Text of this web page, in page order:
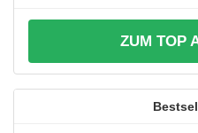
ZUM TOP